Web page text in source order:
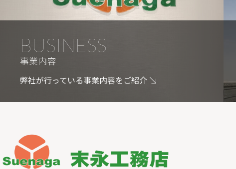
BUSINESS
事業内容
弊社が行っている事業内容をご紹介